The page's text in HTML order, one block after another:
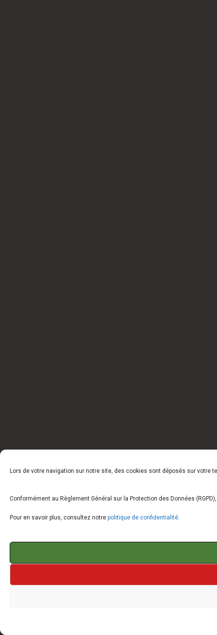
Lors de votre navigation sur notre site, des cookies sont déposés sur votre
Conformément au Règlement Général sur la Protection des Données
Pour en savoir plus, consultez notre politique de confidentialité.